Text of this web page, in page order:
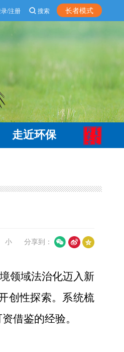
/注册 搜索 长者模式
走近环保
小 分享到：
领域法治化迈入新
创性探索。系统梳
借鉴的经验。